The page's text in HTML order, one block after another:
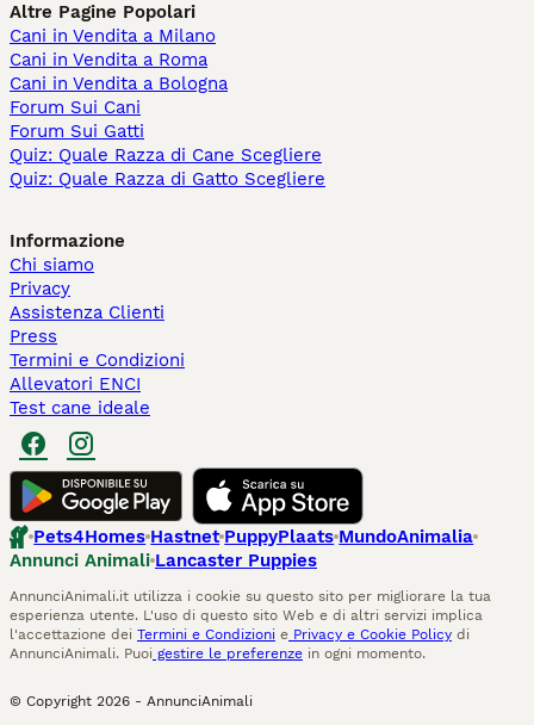
Altre Pagine Popolari
Cani in Vendita a Milano
Cani in Vendita a Roma
Cani in Vendita a Bologna
Forum Sui Cani
Forum Sui Gatti
Quiz: Quale Razza di Cane Scegliere
Quiz: Quale Razza di Gatto Scegliere
Informazione
Chi siamo
Privacy
Assistenza Clienti
Press
Termini e Condizioni
Allevatori ENCI
Test cane ideale
Pets4Homes Hastnet PuppyPlaats MundoAnimalia
Annunci Animali Lancaster Puppies
AnnunciAnimali.it utilizza i cookie su questo sito per migliorare la tua
esperienza utente. L'uso di questo sito Web e di altri servizi implica
l'accettazione dei Termini e Condizioni e Privacy e Cookie Policy di
AnnunciAnimali. Puoi gestire le preferenze in ogni momento.
© Copyright 2026 - AnnunciAnimali